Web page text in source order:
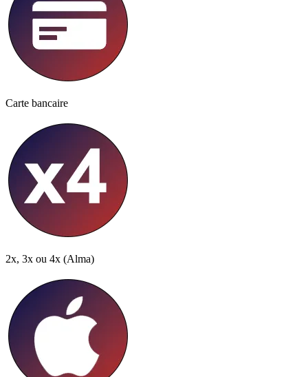
Carte bancaire
2x, 3x ou 4x (Alma)